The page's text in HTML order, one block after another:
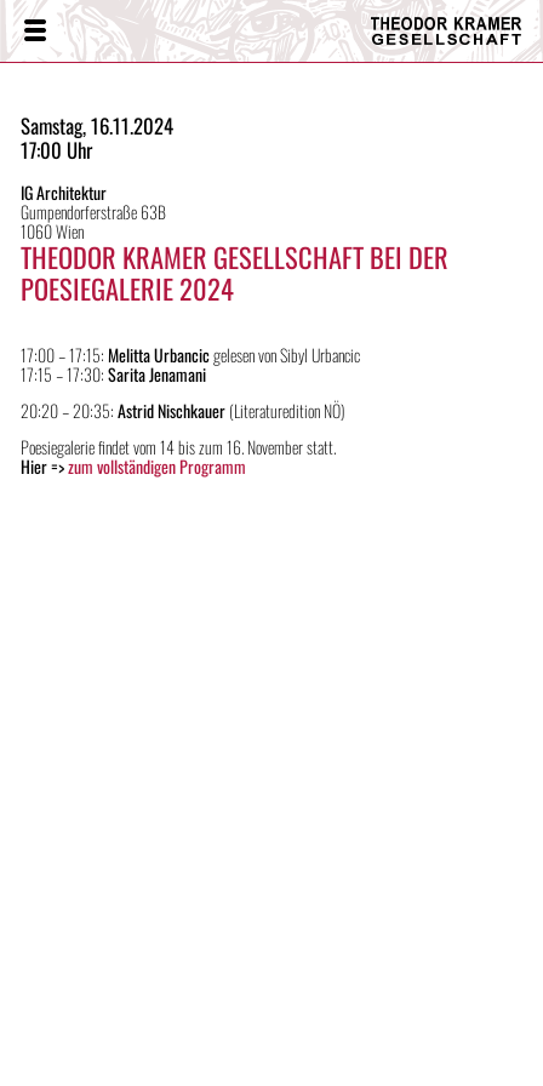
Theodor
Kramer
Menü
Samstag, 16.11.2024
17:00 Uhr
IG Architektur
Gumpendorferstraße 63B
1060 Wien
THEODOR KRAMER GESELLSCHAFT BEI DER
POESIEGALERIE 2024
17:00 – 17:15:Melitta Urbancicgelesen von Sibyl Urbancic
17:15 – 17:30:Sarita Jenamani
20:20 – 20:35:Astrid Nischkauer(Literaturedition NÖ)
Poesiegalerie findet vom 14 bis zum 16. November statt.
Hier =>zum vollständigen Programm